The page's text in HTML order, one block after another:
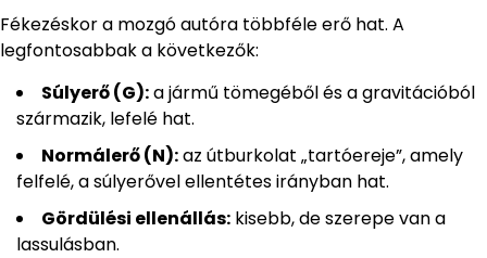
Fékezéskor a mozgó autóra többféle erő hat. A
legfontosabbak a következők:
Súlyerő (G):a jármű tömegéből és a gravitációból
származik, lefelé hat.
Normálerő (N):az útburkolat „tartóereje”, amely
felfelé, a súlyerővel ellentétes irányban hat.
Gördülési ellenállás: kisebb, de szerepe van a
lassulásban.